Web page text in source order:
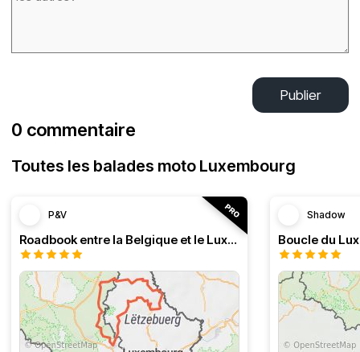
Publier
0 commentaire
Toutes les balades moto Luxembourg
P&V
Roadbook entre la Belgique et le Luxembourg
Shadow
Boucle du